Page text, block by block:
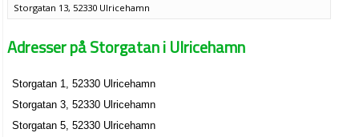
Storgatan 13, 52330 Ulricehamn
Mamselle Blommor AB
0321-10217
Storgatan 13, 52330 Ulricehamn
Familjen Norrlander AB
Adresser på Storgatan i Ulricehamn
Storgatan 1, 52330 Ulricehamn
Storgatan 3, 52330 Ulricehamn
Storgatan 5, 52330 Ulricehamn